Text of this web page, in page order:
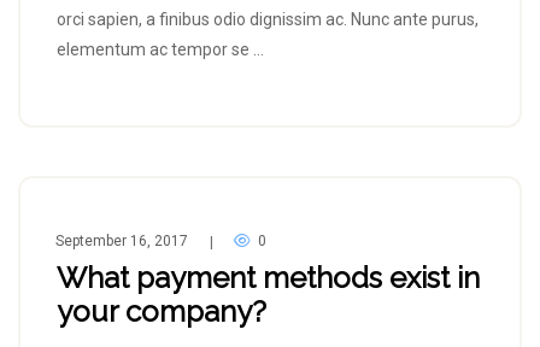
orci sapien, a finibus odio dignissim ac. Nunc ante purus,
elementum ac tempor se …
September 16, 2017 0
What payment methods exist in
your company?